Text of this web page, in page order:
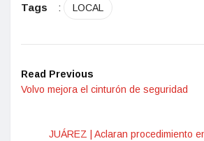
Tags : LOCAL
Read Previous
Volvo mejora el cinturón de seguridad
JUÁREZ | Aclaran procedimiento